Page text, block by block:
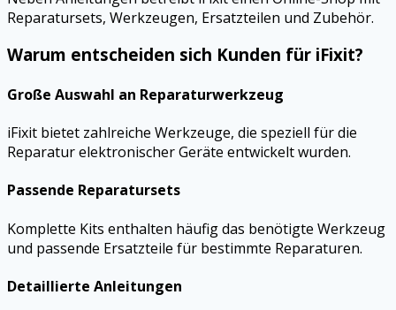
Reparatursets, Werkzeugen, Ersatzteilen und Zubehör.
Warum entscheiden sich Kunden für iFixit?
Große Auswahl an Reparaturwerkzeug
iFixit bietet zahlreiche Werkzeuge, die speziell für die
Reparatur elektronischer Geräte entwickelt wurden.
Passende Reparatursets
Komplette Kits enthalten häufig das benötigte Werkzeug
und passende Ersatzteile für bestimmte Reparaturen.
Detaillierte Anleitungen